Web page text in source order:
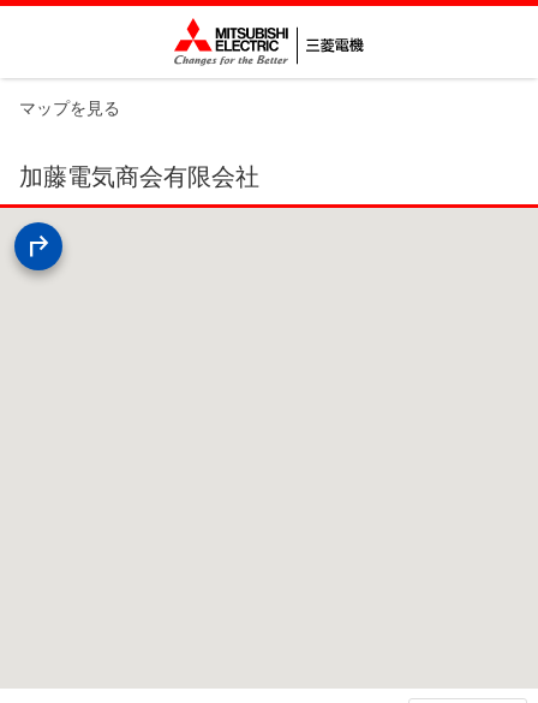
マップを見る
加藤電気商会有限会社